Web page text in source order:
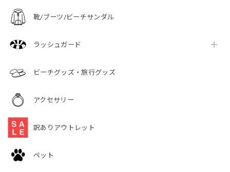
靴/ブーツ/ビーチサンダル
ラッシュガード
ビーチグッズ・旅行グッズ
アクセサリー
訳ありアウトレット
ペット